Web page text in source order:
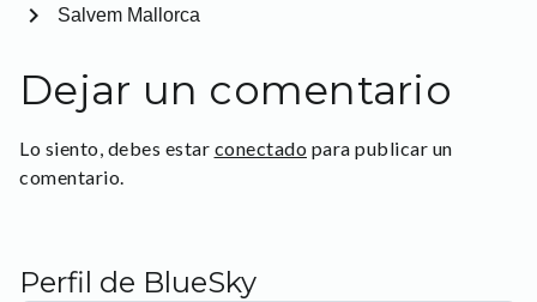
Salvem Mallorca
chevron_right
Dejar un comentario
Lo siento, debes estar conectado para publicar un
comentario.
Perfil de BlueSky